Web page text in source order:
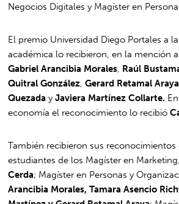
Negocios Digitales y Magíster en
El premio Universidad Diego Portales a
académica lo recibieron, en la mención
Gabriel Arancibia Morales Raúl
Quitral González ,Gerard Retamal Araya
Quezada yJaviera Martínez Collarte.
economía el reconocimiento lo recibió
También recibieron sus
estudiantes de los Magíster en
Cerda; Magíster en Personas y
Arancibia Morales, Tamara Asencio